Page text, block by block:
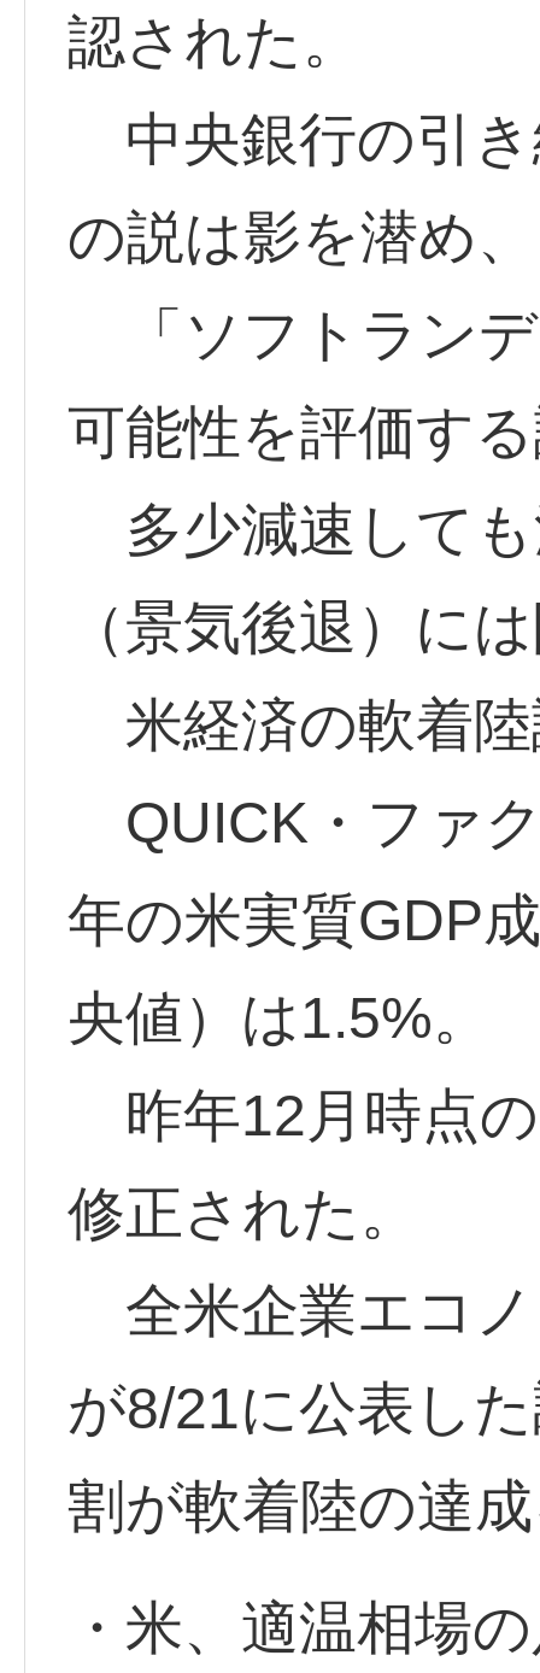
認された。
中央銀行の引
の説は影を潜め、
「ソフトラン
可能性を評価す
多少減速して
（景気後退）に
米経済の軟着
QUICK・ファ
年の米実質GDP
央値）は1.5%。
昨年12月時点
修正された。
全米企業エコ
が8/21に公表し
割が軟着陸の達
・米、適温相場